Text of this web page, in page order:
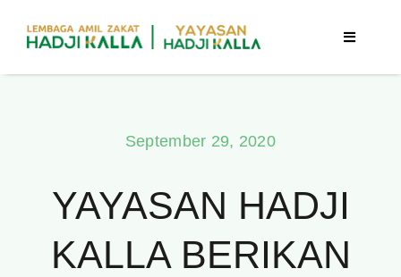
content
Toggle
Program
September 29, 2020
YAYASAN HADJI
KALLA BERIKAN